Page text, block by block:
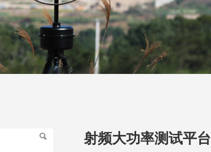
射频大功率测试平台